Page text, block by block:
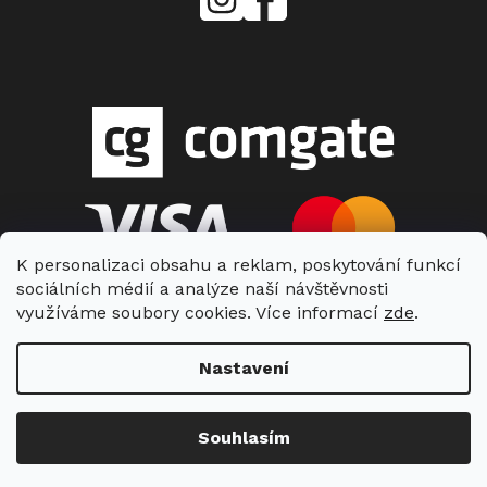
K personalizaci obsahu a reklam, poskytování funkcí
sociálních médií a analýze naší návštěvnosti
využíváme soubory cookies. Více informací zde.
Nastavení
Souhlasím
Center
Vytvořil Shoptet| Nakódoval Shopcode
Copyright 2026Miele Center Vlášek. Všechna práva vyhrazena.